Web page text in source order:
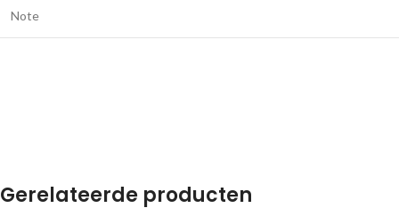
Note
Gerelateerde producten